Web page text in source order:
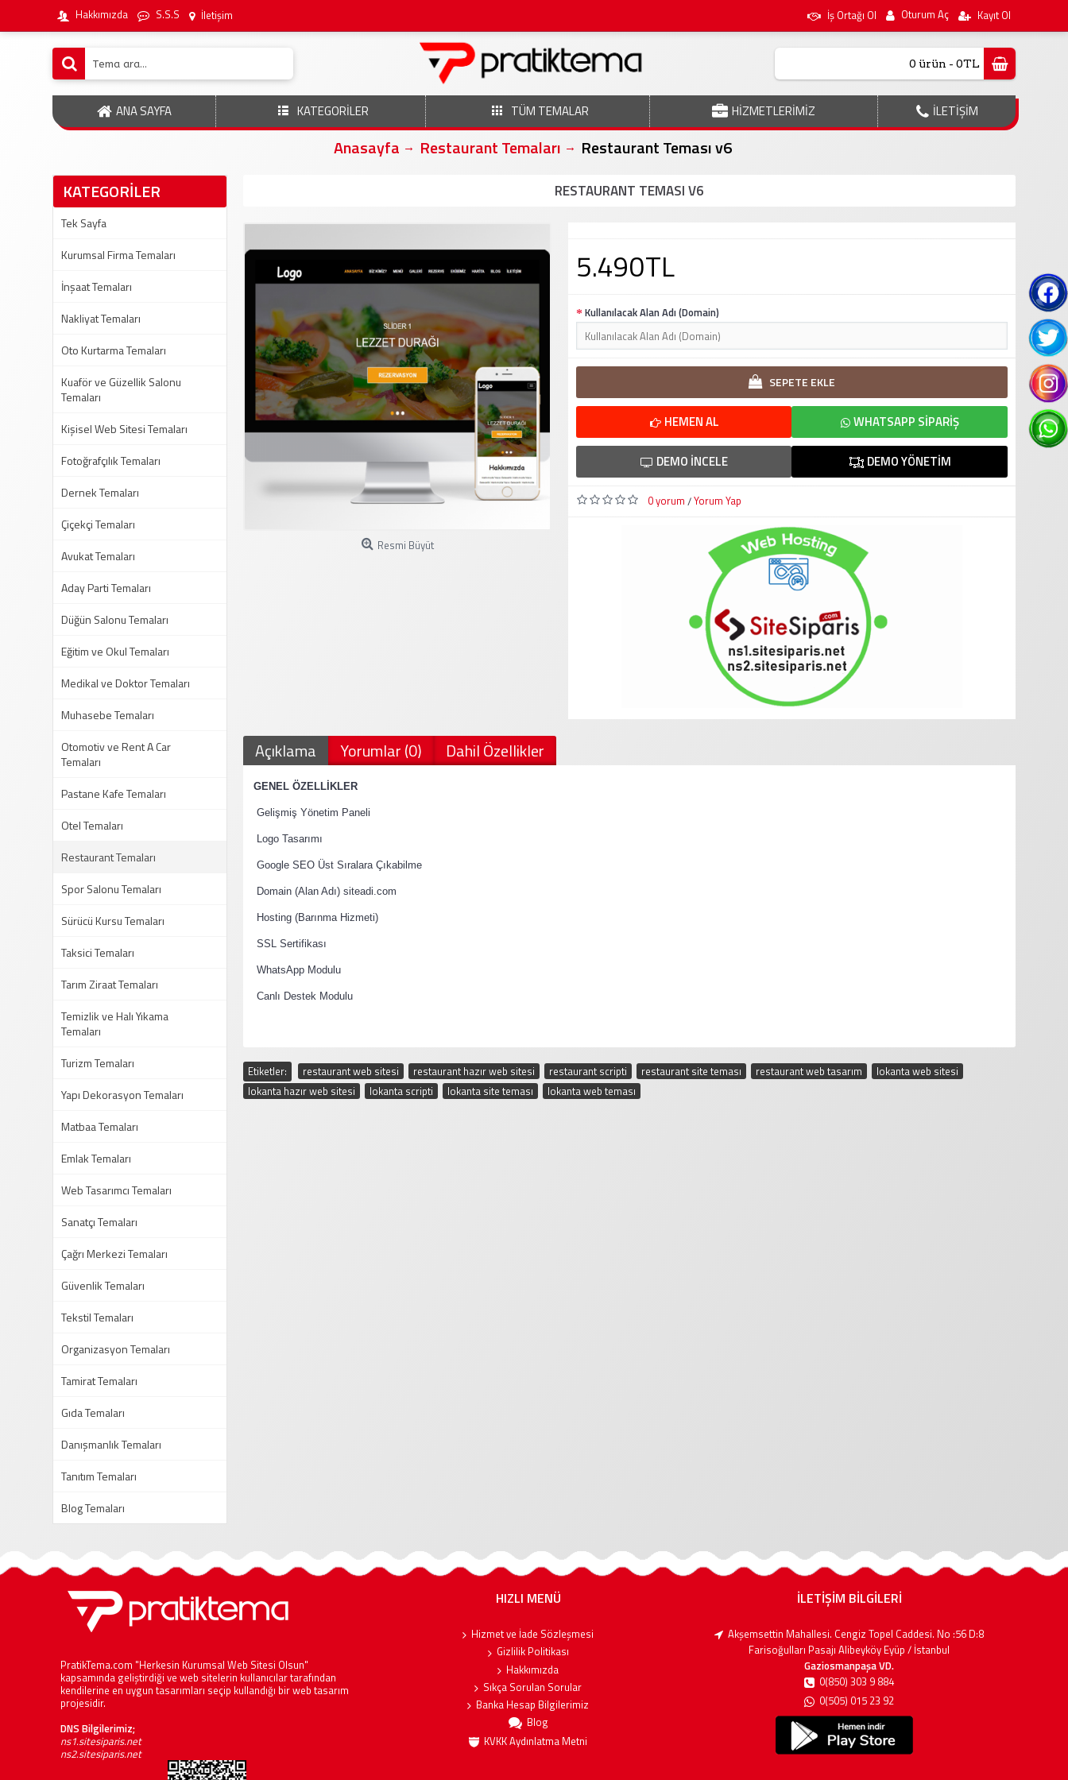
Hakkımızda S.S.S İletişim İş Ortağı Ol Oturum Aç Kayıt Ol
0 ürün - 0TL
ANA SAYFA KATEGORİLER TÜM TEMALAR HİZMETLERİMİZ İLETİŞİM
Anasayfa Restaurant Temaları
Restaurant Teması v6
KATEGORİLER
Tek Sayfa
Kurumsal Firma Temaları
İnşaat Temaları
Nakliyat Temaları
Oto Kurtarma Temaları
Kuaför ve Güzellik Salonu
Temaları
Kişisel Web Sitesi Temaları
Fotoğrafçılık Temaları
Dernek Temaları
Çiçekçi Temaları
Avukat Temaları
Aday Parti Temaları
Düğün Salonu Temaları
Eğitim ve Okul Temaları
Medikal ve Doktor Temaları
Muhasebe Temaları
Otomotiv ve Rent A Car
Temaları
Pastane Kafe Temaları
Otel Temaları
Restaurant Temaları
Spor Salonu Temaları
Sürücü Kursu Temaları
Taksici Temaları
Tarım Ziraat Temaları
Temizlik ve Halı Yıkama
Temaları
Turizm Temaları
Yapı Dekorasyon Temaları
Matbaa Temaları
Emlak Temaları
Web Tasarımcı Temaları
Sanatçı Temaları
Çağrı Merkezi Temaları
Güvenlik Temaları
Tekstil Temaları
Organizasyon Temaları
Tamirat Temaları
Gıda Temaları
Danışmanlık Temaları
Tanıtım Temaları
Blog Temaları
RESTAURANT TEMASI V6
Resmi Büyüt
5.490TL
Kullanılacak Alan Adı (Domain)
SEPETE EKLE
HEMEN AL WHATSAPP SIPARIŞ
DEMO İNCELE DEMO YÖNETIM
0 yorum /Yorum Yap
Açıklama Yorumlar (0) Dahil Özellikler
GENEL ÖZELLİKLER
Gelişmiş Yönetim Paneli
Logo Tasarımı
Google SEO Üst Sıralara Çıkabilme
Domain (Alan Adı) siteadi.com
Hosting (Barınma Hizmeti)
SSL Sertifikası
WhatsApp Modulu
Canlı Destek Modulu
Etiketler: restaurant web sitesi restaurant hazır web sitesi restaurant scripti restaurant site teması restaurant web tasarım lokanta web sitesi
lokanta hazır web sitesi
lokanta scripti lokanta site teması lokanta web teması
PratikTema.com "Herkesin Kurumsal Web Sitesi Olsun"
kapsamında geliştirdiği ve web sitelerin kullanıcılar tarafından
kendilerine en uygun tasarımları seçip kullandığı bir web tasarım
projesidir.
DNS Bilgilerimiz;
ns1.sitesiparis.net
ns2.sitesiparis.net
HIZLI MENÜ
Hizmet ve İade Sözleşmesi
Gizlilik Politikası
Hakkımızda
Sıkça Sorulan Sorular
Banka Hesap Bilgilerimiz
Blog
KVKK Aydınlatma Metni
İLETİŞİM BİLGİLERİ
Akşemsettin Mahallesi. Cengiz Topel Caddesi. No :56 D:8
Farisoğulları Pasajı Alibeyköy Eyüp / İstanbul
Gaziosmanpaşa VD.
0(850) 303 9 884
0(505) 015 23 92